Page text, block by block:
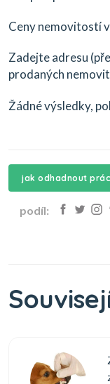
Ceny nemovitostí
Zadejte adresu
prodaných
Žádné výsledky,
jak odhadnout
podíl: